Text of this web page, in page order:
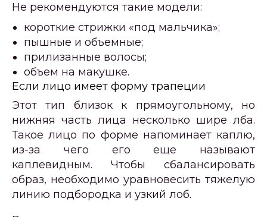
Не рекомендуются такие модели:
короткие стрижки «под мальчика»;
пышные и объемные;
прилизанные волосы;
объем на макушке.
Если лицо имеет форму трапеции
Этот тип близок к прямоугольному, но
нижняя часть лица несколько шире лба.
Такое лицо по форме напоминает каплю,
из-за чего его еще называют
каплевидным. Чтобы сбалансировать
образ, необходимо уравновесить тяжелую
линию подбородка и узкий лоб.